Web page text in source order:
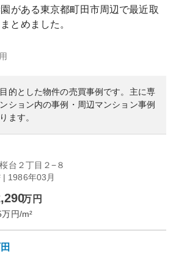
がある東京都町田市周辺で最近取
とめました。
的とした物件の売買事例です。 主に専
ション内の事例・周辺マンション事例
ます。
台２丁目２−８
1986年03月
万円
万円/m²